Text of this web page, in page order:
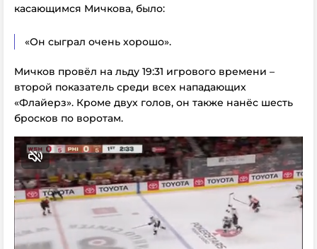
касающимся Мичкова, было:
«Он сыграл очень хорошо».
Мичков провёл на льду 19:31 игрового времени –
второй показатель среди всех нападающих
«Флайерз». Кроме двух голов, он также нанёс шесть
бросков по воротам.